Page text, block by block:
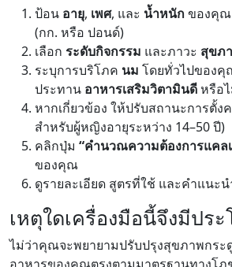
ป้อน อายุ, เพศ, และ น้ำหนักของคุณ
(กก. หรือ ปอนด์)
เลือก ระดับกิจกรรม และภาวะ สุขภ
ระบุการบริโภค นม โดยทั่วไปของ
ประทาน อาหารเสริมวิตามินดีหรือ
หากเกี่ยวข้อง ให้ปรับสถานะการตั้ง
สำหรับผู้หญิงอายุระหว่าง 14–50 ปี)
คลิกปุ่ม “คำนวณความต้องการแคล
ของคุณ
ดูรายละเอียด สูตรที่ใช้ และคำแนะ
เหตุใดเครื่องมือนี้จึงมีปร
ไม่ว่าคุณจะพยายามปรับปรุงสุขภาพกระ